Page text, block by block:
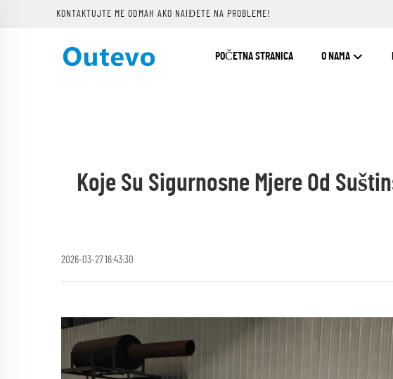
KONTAKTUJTE ME ODMAH AKO NAIĐETE NA PROBLEME!
POČETNA STRANICA O NAMA
Koje Su Sigurnosne Mjere Od
2026-03-27 16:43:30